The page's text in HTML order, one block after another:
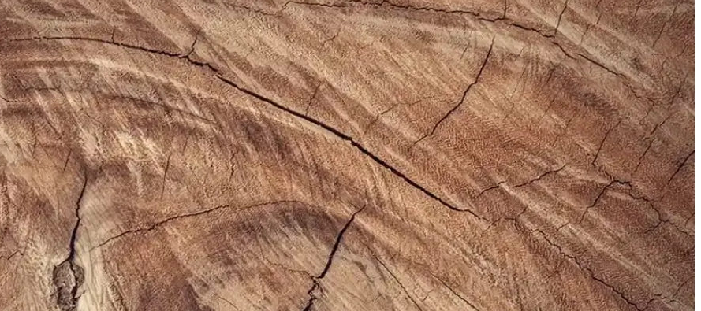
ve Dayanıklı Tasarım
konfor sağlar, sade tasarımıyla farklı tarzlara uyum sağlar.
Uygun Ayakkabı
günlük ve spor aktivitelerinde konfor sağlar, şık ve pratik tasarımıyla öne çıkar.
Dayanıklılık ve Şıklık Sunar
malzemeleriyle günlük kullanım ve hafif aktiviteler için ideal, rahat ve uzun ömürlü bir spor ayakkabısıdır.
Çanta Modelleri ve Seçim Kriterleri
çapraz çantalar, farklı markalar ve modellerle kullanım kolaylığı sunuyor. Seçim kriterleri detaylıca inceleniyor.
ve Detaylar
kaliteli yüzeyiyle öne çıkar. Parlak yüzeyi ve modern görünümüyle resmi ve özel günlerde tercih edilir, dikkat çekici bir aksesuar